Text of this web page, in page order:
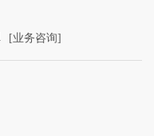
[业务咨询]